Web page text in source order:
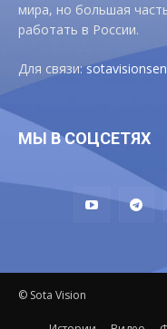
мира, но большая
работать в России.
Для связи:
МЫ В СОЦСЕТЯХ
© Sota Vision